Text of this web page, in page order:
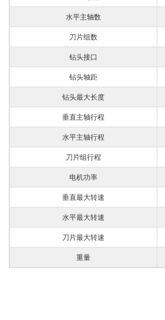
国家
省份
水平主轴数
刀片组数
钻头接口
钻头轴距
钻头最大长度
垂直主轴行程
水平主轴行程
刀片组行程
电机功率
垂直最大转速
水平最大转速
刀片最大转速
重量